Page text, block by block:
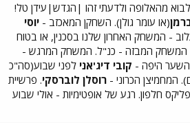
מהאלופה ולדעתי זהו |הגדש|עידן טל!
(או עומר גולן). השחקן המאכזב - יוסי
- המשחק האחרון שלנו בסכנין, או בטוח
המשחק המבזה - כנ"ל. המשחק המרגש -
היפה - קובי דיג'אני לפני שבוע(סה"כ
המחמיצן הכרוני - רוסלן לוברסקי. פרשיית
חלפון. רגע של אופטימיות - אולי שבוע